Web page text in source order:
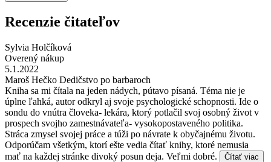
Recenzie čitateľov
Sylvia Holčíková
Overený nákup
5.1.2022
Maroš Hečko Dedičstvo po barbaroch
Kniha sa mi čítala na jeden nádych, pútavo písaná. Téma nie je
úplne ľahká, autor odkryl aj svoje psychologické schopnosti. Ide o
sondu do vnútra človeka- lekára, ktorý potlačil svoj osobný život v
prospech svojho zamestnávateľa- vysokopostaveného politika.
Stráca zmysel svojej práce a túži po návrate k obyčajnému životu.
Odporúčam všetkým, ktorí ešte vedia čítať knihy, ktoré nemusia
mať na každej stránke divoký posun deja. Veľmi dobré.
Čítať viac